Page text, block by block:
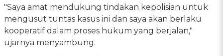
"Saya amat mendukung tindakan kepolisian untuk
mengusut tuntas kasus ini dan saya akan berlaku
kooperatif dalam proses hukum yang berjalan,"
ujarnya menyambung.